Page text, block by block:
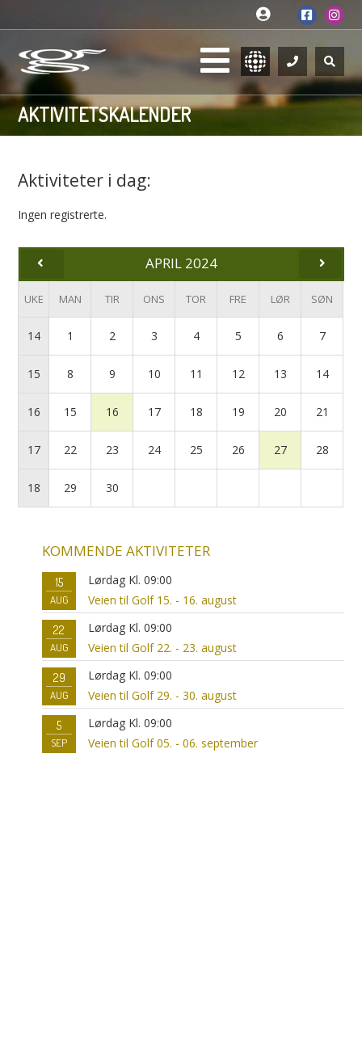
AKTIVITETSKALENDER
Aktiviteter i dag:
Ingen registrerte.
APRIL 2024
UKE MAN TIR ONS TOR FRE LØR SØN
14 1 2 3 4 5 6 7
15 8 9 10 11 12 13 14
16 15 16 17 18 19 20 21
17 22 23 24 25 26 27 28
18 29 30
KOMMENDE AKTIVITETER
15
AUG
Lørdag Kl. 09:00
Veien til Golf 15. - 16. august
22
AUG
Lørdag Kl. 09:00
Veien til Golf 22. - 23. august
29
AUG
Lørdag Kl. 09:00
Veien til Golf 29. - 30. august
5
SEP
Lørdag Kl. 09:00
Veien til Golf 05. - 06. september